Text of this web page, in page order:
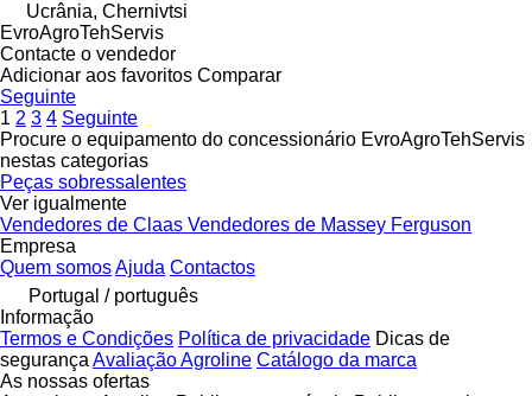
Ucrânia, Chernivtsi
EvroAgroTehServis
Contacte o vendedor
Adicionar aos favoritos Comparar
Seguinte
1 2 3 4 Seguinte
Procure o equipamento do concessionário EvroAgroTehServis
nestas categorias
Peças sobressalentes
Ver igualmente
Vendedores de Claas Vendedores de Massey Ferguson
Empresa
Quem somosAjuda Contactos
Portugal / português
Informação
Termos e Condições Política de privacidade Dicas de
segurança Avaliação Agroline Catálogo da marca
As nossas ofertas